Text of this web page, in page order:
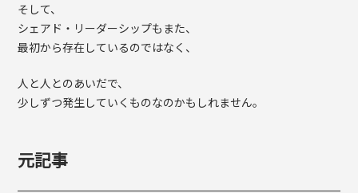
そして、
シェアド・リーダーシップもまた、
最初から存在しているのではなく、
人と人とのあいだで、
少しずつ発生していくものなのかもしれません。
元記事